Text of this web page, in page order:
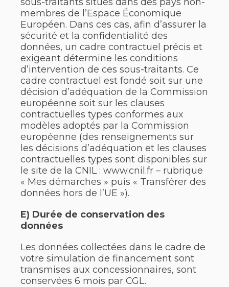
membres de l’Espace Économique
Européen. Dans ces cas, afin d’assurer la
sécurité et la confidentialité des
données, un cadre contractuel précis et
exigeant détermine les conditions
d’intervention de ces sous-traitants. Ce
cadre contractuel est fondé soit sur une
décision d’adéquation de la Commission
européenne soit sur les clauses
contractuelles types conformes aux
modèles adoptés par la Commission
européenne (des renseignements sur
les décisions d’adéquation et les clauses
contractuelles types sont disponibles sur
le site de la CNIL : www.cnil.fr – rubrique
« Mes démarches » puis « Transférer des
données hors de l’UE »).
E) Durée de conservation des
données
Les données collectées dans le cadre de
votre simulation de financement sont
transmises aux concessionnaires, sont
conservées 6 mois par CGL.